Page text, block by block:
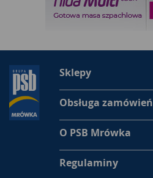
Sklepy
Obsługa zamówień
O PSB Mrówka
Regulaminy